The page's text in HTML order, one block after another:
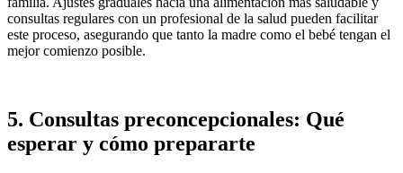
consultas regulares con un profesional de la salud pueden facilitar
este proceso, asegurando que tanto la madre como el bebé tengan el
mejor comienzo posible.
5. Consultas preconcepcionales: Qué
esperar y cómo prepararte